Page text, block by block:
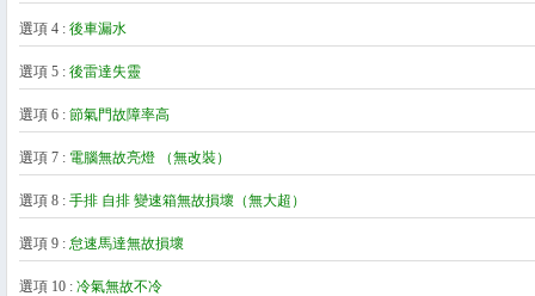
選項 4 : 後車漏水
選項 5 : 後雷達失靈
選項 6 : 節氣門故障率高
選項 7 : 電腦無故亮燈 （無改裝）
選項 8 : 手排 自排 變速箱無故損壞（無大超）
選項 9 : 怠速馬達無故損壞
選項 10 : 冷氣無故不冷